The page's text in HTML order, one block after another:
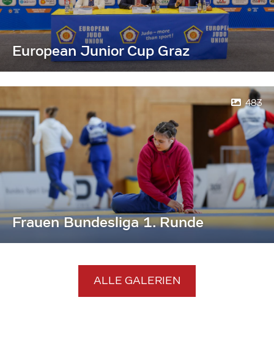
European Junior Cup Graz
483
Frauen Bundesliga 1. Runde
ALLE GALERIEN